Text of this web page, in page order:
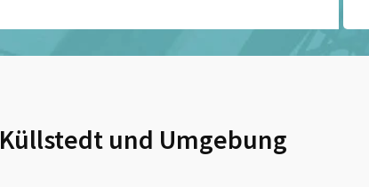
Küllstedt und Umgebung